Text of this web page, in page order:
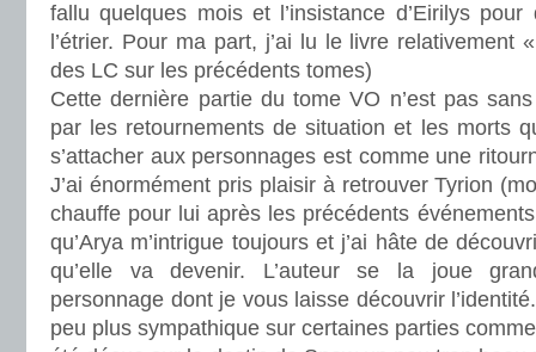
fallu quelques mois et l’insistance d’Eirilys
l’étrier. Pour ma part, j’ai lu le livre relativement
des LC sur les précédents tomes)
Cette dernière partie du tome VO n’est pas
par les retournements de situation et les morts
s’attacher aux personnages est comme une
J’ai énormément pris plaisir à retrouver Tyrion
chauffe pour lui après les précédents
qu’Arya m’intrigue toujours et j’ai hâte de
qu’elle va devenir. L’auteur se la joue
personnage dont je vous laisse découvrir
peu plus sympathique sur certaines parties